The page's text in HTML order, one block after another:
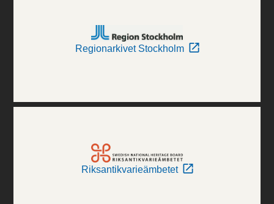
Regionarkivet Stockholm
Riksantikvarieämbetet